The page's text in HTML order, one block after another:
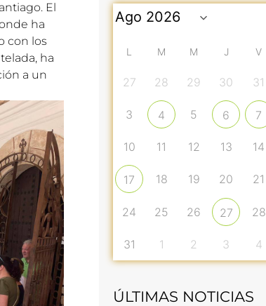
El
ha
con los
ha
a un
L M M J V
27 28 29 30 31
3 4 5 6 7
10 11 12 13 14
17 18 19 20 21
24 25 26 27 28
31 1 2 3 4
ÚLTIMAS NOTICIAS